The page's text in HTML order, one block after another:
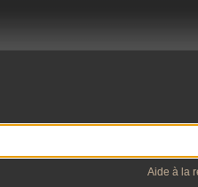
Aide à la